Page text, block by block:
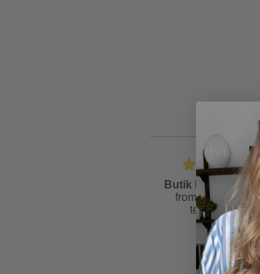
Butik Friis is rated
from81 reviews
testimonials